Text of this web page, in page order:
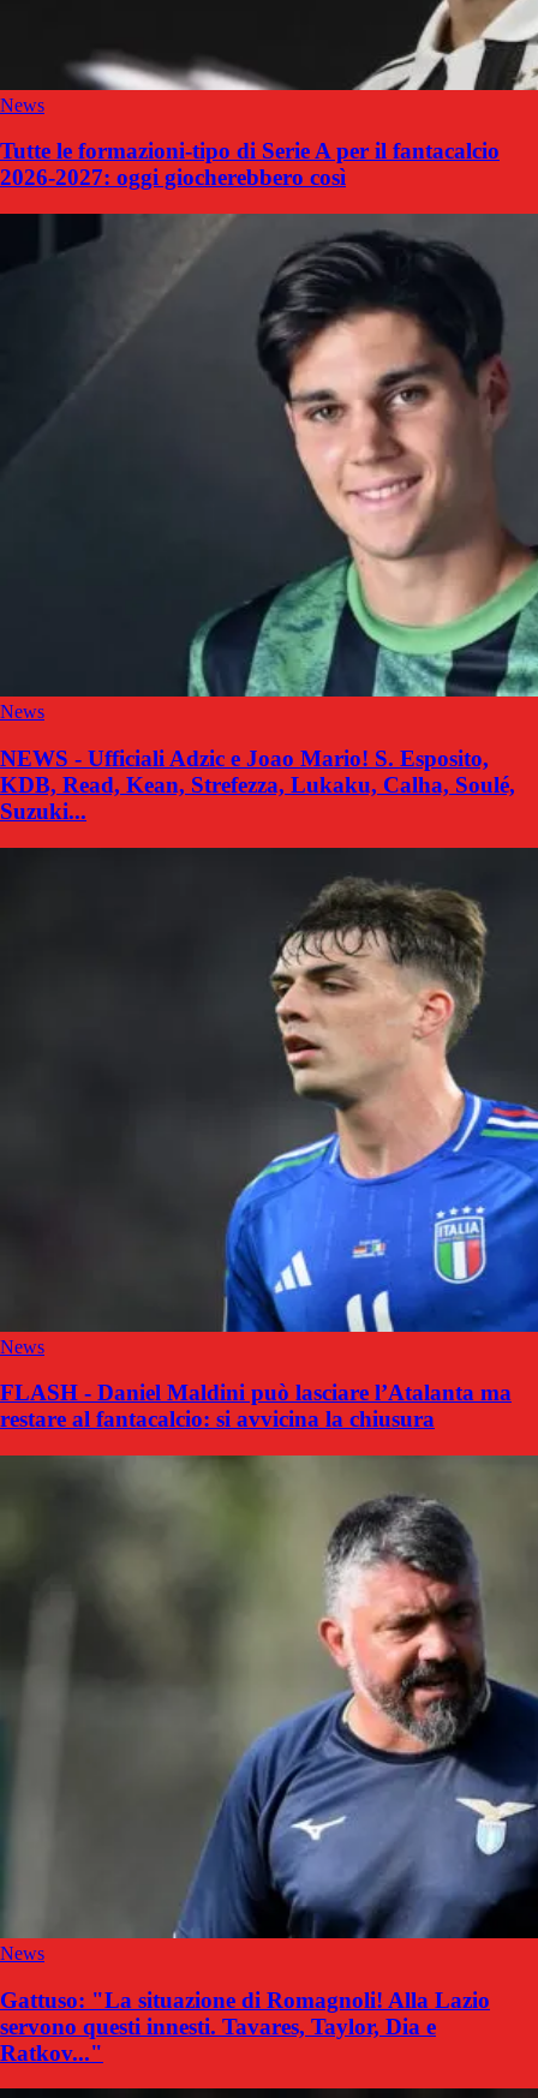
News
Tutte le formazioni-tipo di Serie A per il fantacalcio
2026-2027: oggi giocherebbero così
News
NEWS - Ufficiali Adzic e Joao Mario! S. Esposito,
KDB, Read, Kean, Strefezza, Lukaku, Calha, Soulé,
Suzuki...
News
FLASH - Daniel Maldini può lasciare l’Atalanta ma
restare al fantacalcio: si avvicina la chiusura
News
Gattuso: "La situazione di Romagnoli! Alla Lazio
servono questi innesti. Tavares, Taylor, Dia e
Ratkov..."